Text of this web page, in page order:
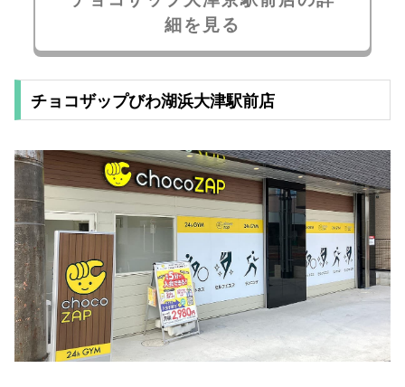
細を見る
チョコザップびわ湖浜大津駅前店